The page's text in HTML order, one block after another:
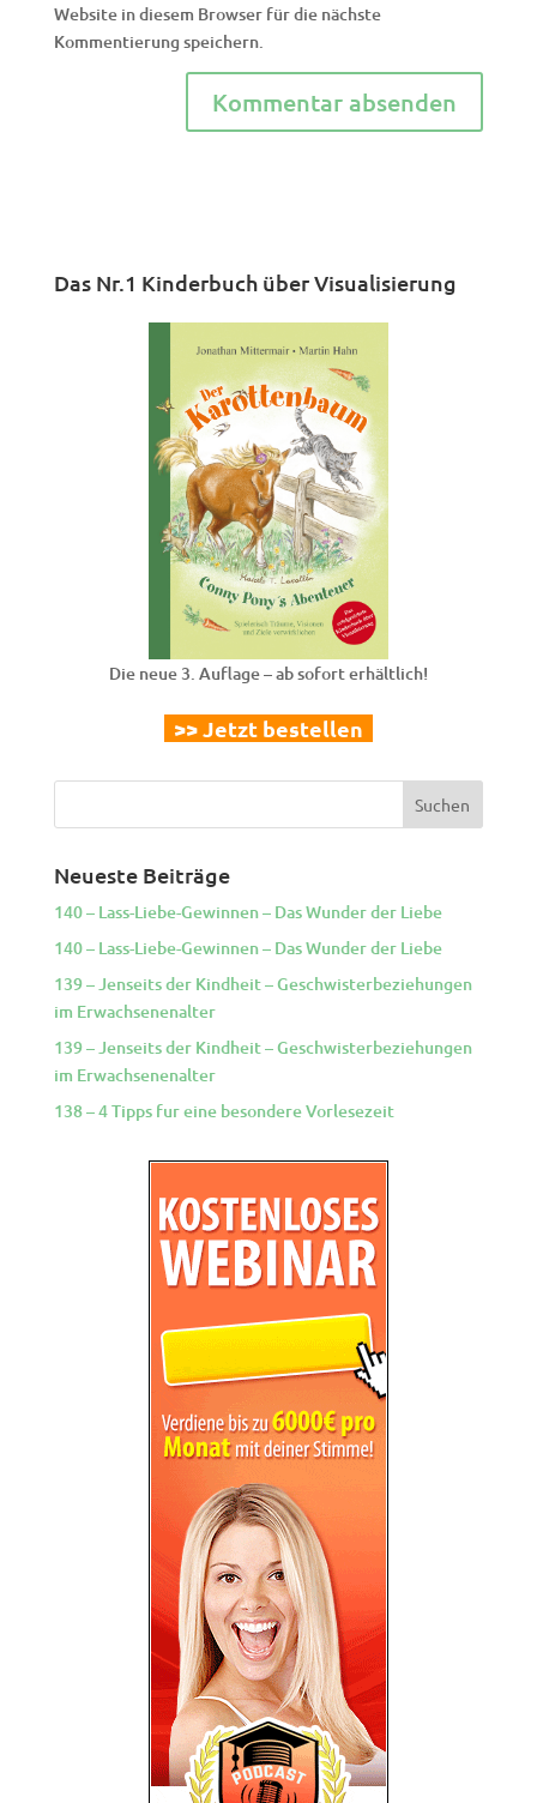
Website in diesem Browser für die nächste
Kommentierung speichern.
Das Nr.1 Kinderbuch über Visualisierung
Die neue 3. Auflage – ab sofort erhältlich!
>> Jetzt bestellen
Neueste Beiträge
140 – Lass-Liebe-Gewinnen – Das Wunder der Liebe
140 – Lass-Liebe-Gewinnen – Das Wunder der Liebe
139 – Jenseits der Kindheit – Geschwisterbeziehungen
im Erwachsenenalter
139 – Jenseits der Kindheit – Geschwisterbeziehungen
im Erwachsenenalter
138 – 4 Tipps fur eine besondere Vorlesezeit